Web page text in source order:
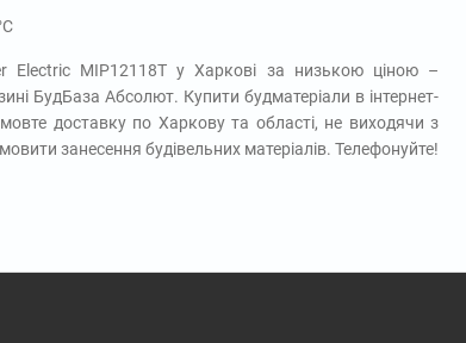
Electric MIP12118T у Харкові за низькою ціною –
БудБаза Абсолют. Купити будматеріали в інтернет-
доставку по Харкову та області, не виходячи з
занесення будівельних матеріалів. Телефонуйте!